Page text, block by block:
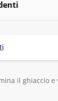
il ghiaccio